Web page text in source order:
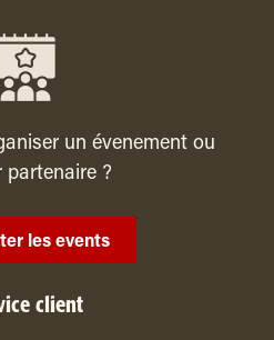
un évenement ou
partenaire ?
les events
client